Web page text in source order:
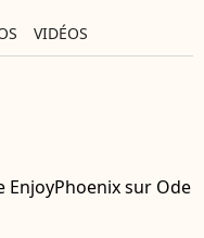
VIDÉOS
EnjoyPhoenix sur Ode